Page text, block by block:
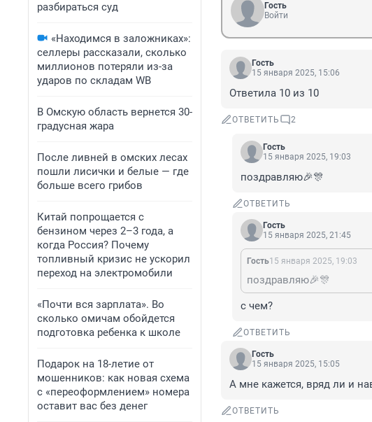
разбираться суд
«Находимся в заложниках»:
селлеры рассказали, сколько
миллионов потеряли из-за
ударов по складам WB
В Омскую область вернется 30-
градусная жара
После ливней в омских лесах
пошли лисички и белые — где
больше всего грибов
Китай попрощается с
бензином через 2–3 года, а
когда Россия? Почему
топливный кризис не ускорил
переход на электромобили
«Почти вся зарплата». Во
сколько омичам обойдется
подготовка ребенка к школе
Подарок на 18-летие от
мошенников: как новая схема
с «переоформлением» номера
оставит вас без денег
Гость
Войти
Гость
15 января 2025, 15:06
Ответила 10 из 10
ОТВЕТИТЬ 2
Гость
15 января 2025, 19:03
поздравляю🎉🎊
ОТВЕТИТЬ
Гость
15 января 2025, 21:45
Гость15 января 2025, 19:03
поздравляю🎉🎊
с чем?
ОТВЕТИТЬ
Гость
15 января 2025, 15:05
А мне кажется, вряд ли и
ОТВЕТИТЬ